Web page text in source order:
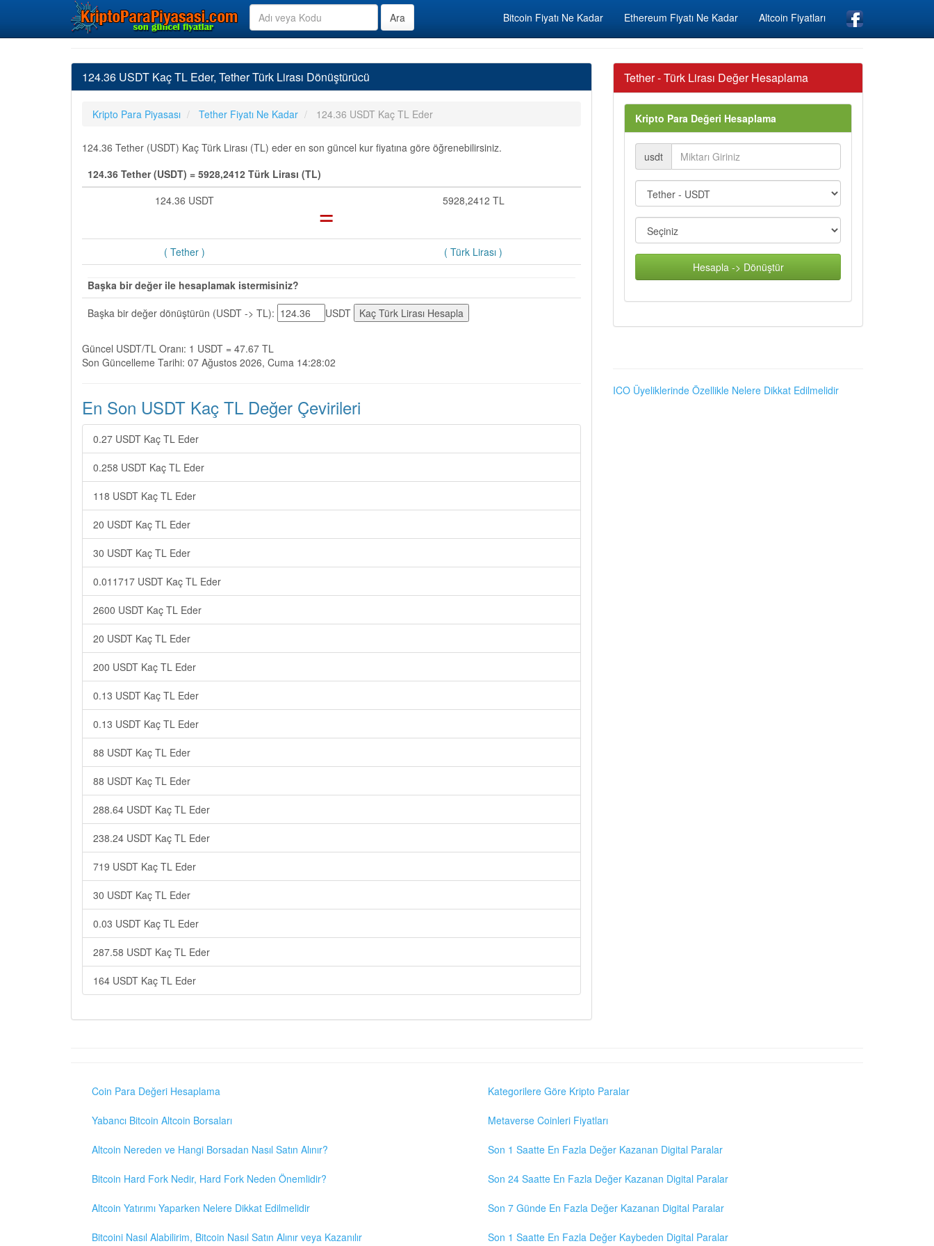
Bitcoin Fiyatı Ne Kadar Ethereum Fiyatı Ne Kadar Altcoin Fiyatları
124.36 USDT Kaç TL Eder, Tether Türk Lirası Dönüştürücü
Kripto Para Piyasası Tether Fiyatı Ne Kadar 124.36 USDT Kaç TL Eder
124.36 Tether (USDT) Kaç Türk Lirası (TL) eder en son güncel kur fiyatına göre öğrenebilirsiniz.
124.36 Tether (USDT) = 5928,2412 Türk Lirası (TL)
124.36 USDT
= 5928,2412 TL
( Tether ) ( Türk Lirası )
Başka bir değer ile hesaplamak istermisiniz?
Başka bir değer dönüştürün (USDT -> TL):
USDT
Güncel USDT/TL Oranı: 1 USDT = 47.67 TL
Son Güncelleme Tarihi: 07 Ağustos 2026, Cuma 14:28:02
En Son USDT Kaç TL Değer Çevirileri
0.27 USDT Kaç TL Eder
0.258 USDT Kaç TL Eder
118 USDT Kaç TL Eder
20 USDT Kaç TL Eder
30 USDT Kaç TL Eder
0.011717 USDT Kaç TL Eder
2600 USDT Kaç TL Eder
20 USDT Kaç TL Eder
200 USDT Kaç TL Eder
0.13 USDT Kaç TL Eder
0.13 USDT Kaç TL Eder
88 USDT Kaç TL Eder
88 USDT Kaç TL Eder
288.64 USDT Kaç TL Eder
238.24 USDT Kaç TL Eder
719 USDT Kaç TL Eder
30 USDT Kaç TL Eder
0.03 USDT Kaç TL Eder
287.58 USDT Kaç TL Eder
164 USDT Kaç TL Eder
Tether - Türk Lirası Değer Hesaplama
Kripto Para Değeri Hesaplama
usdt
Hesapla -> Dönüştür
ICO Üyeliklerinde Özellikle Nelere Dikkat Edilmelidir
Coin Para Değeri Hesaplama
Yabancı Bitcoin Altcoin Borsaları
Altcoin Nereden ve Hangi Borsadan Nasıl Satın Alınır?
Bitcoin Hard Fork Nedir, Hard Fork Neden Önemlidir?
Altcoin Yatırımı Yaparken Nelere Dikkat Edilmelidir
Bitcoini Nasıl Alabilirim, Bitcoin Nasıl Satın Alınır veya Kazanılır
Kategorilere Göre Kripto Paralar
Metaverse Coinleri Fiyatları
Son 1 Saatte En Fazla Değer Kazanan Digital Paralar
Son 24 Saatte En Fazla Değer Kazanan Digital Paralar
Son 7 Günde En Fazla Değer Kazanan Digital Paralar
Son 1 Saatte En Fazla Değer Kaybeden Digital Paralar